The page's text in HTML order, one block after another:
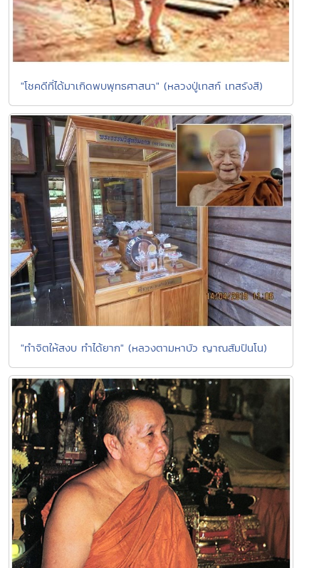
"โชคดีที่ได้มาเกิดพบพุทธศาสนา" (หลวงปู่เทสก์ เทสรังสี)
"ทำจิตให้สงบ ทำได้ยาก" (หลวงตามหาบัว ญาณสัมปันโน)